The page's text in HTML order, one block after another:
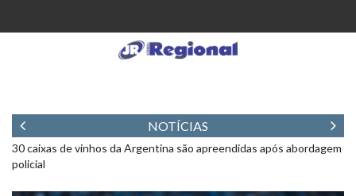
NOTÍCIAS
Vacinação contra o sarampo em São Miguel do Oeste inicia na
segunda (10)